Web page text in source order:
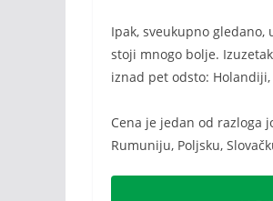
Ipak, sveukupno gledano,
stoji mnogo bolje.
iznad pet odsto:
Cena je jedan od razloga
Rumuniju, Poljsku,